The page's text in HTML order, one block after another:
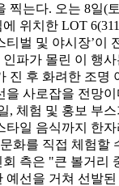
찍는다. 오는 8일(
위치한 LOT 6(311
티벌 및 야시장’이
파가 몰린 이 행
진 후 화려한 조명
을 사로잡을 전망
, 체험 및 홍보 부스
타일 음식까지 한
화를 직접 체험할
측은 "큰 볼거리
예선을 거쳐 선발